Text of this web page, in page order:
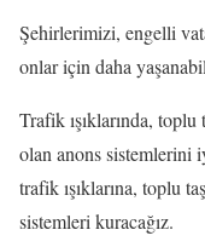
Şehirlerimizi, engelli
onlar için daha
Trafik ışıklarında,
olan anons sistemlerini
trafik ışıklarına, toplu
sistemleri kuracağız.